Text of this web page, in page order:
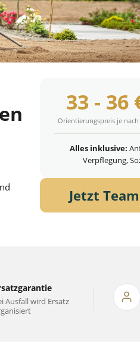
33 - 36
Orientierungspreis je
Alles inklusive:
Verpflegung,
Jetzt
Ausfall wird Ersatz